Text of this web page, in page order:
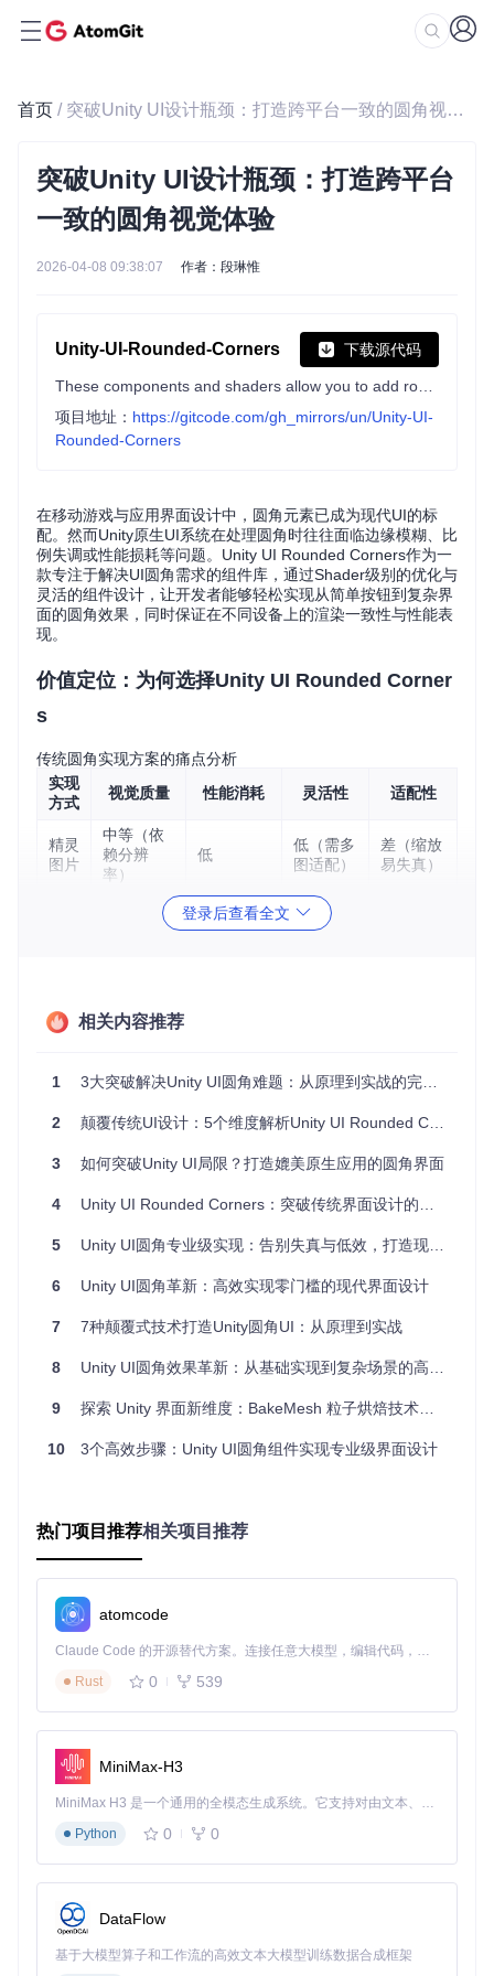
首页 / 突破Unity UI设计瓶颈：打造跨平台一致的圆角视觉体验
突破Unity UI设计瓶颈：打造跨平台
一致的圆角视觉体验
2026-04-08 09:38:07 作者：段琳惟
Unity-UI-Rounded-Corners 下载源代码
项目地址： https://gitcode.com/gh_mirrors/un/Unity-UI-
Rounded-Corners
在移动游戏与应用界面设计中，圆角元素已成为现代UI的标
配。然而Unity原生UI系统在处理圆角时往往面临边缘模糊、比
例失调或性能损耗等问题。Unity UI Rounded Corners作为一
款专注于解决UI圆角需求的组件库，通过Shader级别的优化与
灵活的组件设计，让开发者能够轻松实现从简单按钮到复杂界
面的圆角效果，同时保证在不同设备上的渲染一致性与性能表
现。
价值定位：为何选择Unity UI Rounded Corner
s
传统圆角实现方案的痛点分析
实现
方式
视觉质量 性能消耗 灵活性 适配性
精灵
图片
中等（依
赖分辨
率）
低
低（需多
图适配）
差（缩放
易失真）
低（边缘
高（额外D
rawCall）
本方
高（矢量
三大核心技术优势
比例自适应渲染
算圆角，无论UI元素如何缩放，圆角始终保持视觉一致
角的"曲率"始终保持自然。
GPU加速的矢量圆角
避免了传统图片圆角的锯齿问题。这相当于在GPU上进
行"数字雕刻"，直接在像素级别生成平滑边缘，渲染质量
远超位图方案。
零额外DrawCall开销
组件设计遵循Unity UI渲染流水线，无需额外批次即可与其
他UI元素一起绘制。在复杂界面中，相比使用多个Mask组
件的方案，可减少30-50%的DrawCall数量。
SDF圆角渲染流程
到圆角边缘的GPU计算过程
圆角渲染的核心在于SDFUtils.cginc中实现的有向距离场算
否绘制圆角。当UI元素大小改变时，Shader会自动重新计算距
两种圆角控制模式对比
Unity UI Rounded Corners提供两种互补的圆角控制方式，满
适合按钮、卡片等规则形状
调整简单直观，性能最优
登录后查看全文
相关内容推荐
1 3大突破解决Unity UI圆角难题：从原理到实战的完美方案
2 颠覆传统UI设计：5个维度解析Unity UI Rounded Corners实现原理与实战
3 如何突破Unity UI局限？打造媲美原生应用的圆角界面
4 Unity UI Rounded Corners：突破传统界面设计的圆角渲染解决方案
5 Unity UI圆角专业级实现：告别失真与低效，打造现代游戏界面
6 Unity UI圆角革新：高效实现零门槛的现代界面设计
7 7种颠覆式技术打造Unity圆角UI：从原理到实战
8 Unity UI圆角效果革新：从基础实现到复杂场景的高效解决方案
9 探索 Unity 界面新维度：BakeMesh 粒子烘焙技术深度解析
10 3个高效步骤：Unity UI圆角组件实现专业级界面设计
热门项目推荐相关项目推荐
atomcode
Claude Code 的开源替代方案。连接任意大模型，编辑代码，运行命令，自动验证 — 全自动执行。用 Rust 构建，极致性能。 ｜ An open-source alternative to Claude Code. Connect any LLM, edit code, run commands, and verify changes — autonomously. Built in Rust for speed. Get Started
Rust
0 539
MiniMax-H3
MiniMax H3 是一个通用的全模态生成系统。它支持对由文本、图像、视频和音频组成的多模态上下文进行统一理解，并能生成分辨率高达 2K、时长可达 15 秒的带原生立体声音频的视频。得益于面向任务泛化的系统设计，H3 在预训练阶段就已具备广泛的多模态上下文理解与生成能力，能够出色地执行复杂的多模态指令。
Python
0 0
DataFlow
基于大模型算子和工作流的高效文本大模型训练数据合成框架